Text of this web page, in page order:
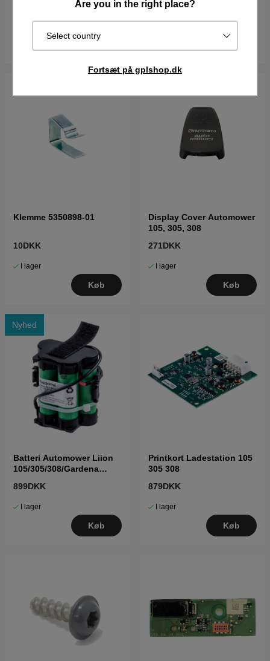
Are you in the right place?
Select country
Fortsæt på gplshop.dk
25DKK
Klemme 5350898-01
10DKK
I lager
Køb
Display Cover Automower
105, 305, 308
271DKK
I lager
Køb
Nyhed
Batteri Automower Liion
105/305/308/Gardena
899DKK
I lager
Køb
Printkort Ladestation 105
305 308
879DKK
I lager
Køb